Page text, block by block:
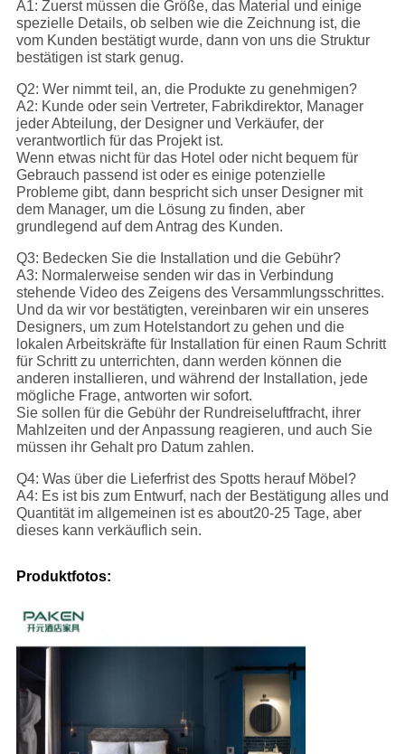
A1: Zuerst müssen die Größe, das Material und einige
spezielle Details, ob selben wie die Zeichnung ist, die
vom Kunden bestätigt wurde, dann von uns die Struktur
bestätigen ist stark genug.
Q2: Wer nimmt teil, an, die Produkte zu genehmigen?
A2: Kunde oder sein Vertreter, Fabrikdirektor, Manager
jeder Abteilung, der Designer und Verkäufer, der
verantwortlich für das Projekt ist.
Wenn etwas nicht für das Hotel oder nicht bequem für
Gebrauch passend ist oder es einige potenzielle
Probleme gibt, dann bespricht sich unser Designer mit
dem Manager, um die Lösung zu finden, aber
grundlegend auf dem Antrag des Kunden.
Q3: Bedecken Sie die Installation und die Gebühr?
A3: Normalerweise senden wir das in Verbindung
stehende Video des Zeigens des Versammlungsschrittes.
Und da wir vor bestätigten, vereinbaren wir ein unseres
Designers, um zum Hotelstandort zu gehen und die
lokalen Arbeitskräfte für Installation für einen Raum Schritt
für Schritt zu unterrichten, dann werden können die
anderen installieren, und während der Installation, jede
mögliche Frage, antworten wir sofort.
Sie sollen für die Gebühr der Rundreiseluftfracht, ihrer
Mahlzeiten und der Anpassung reagieren, und auch Sie
müssen ihr Gehalt pro Datum zahlen.
Q4: Was über die Lieferfrist des Spotts herauf Möbel?
A4: Es ist bis zum Entwurf, nach der Bestätigung alles und
Quantität im allgemeinen ist es about20-25 Tage, aber
dieses kann verkäuflich sein.
Produktfotos: